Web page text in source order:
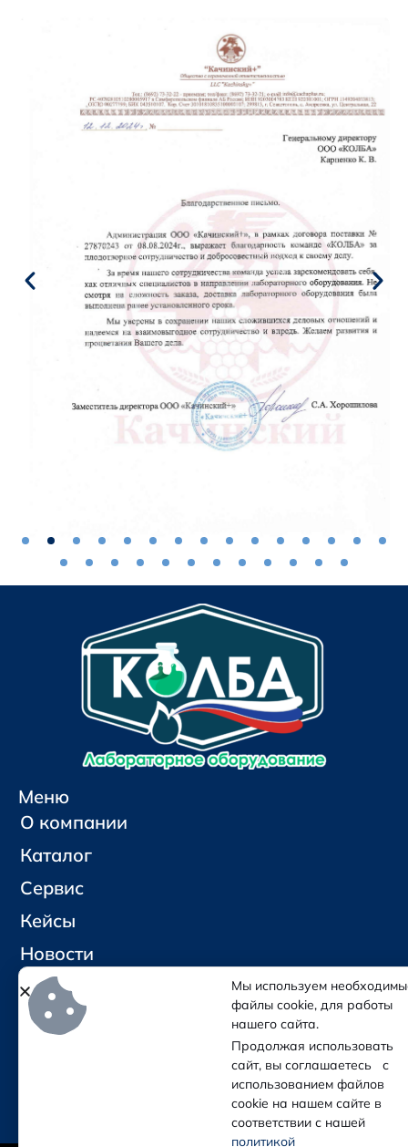
Меню
О компании
Каталог
Сервис
Кейсы
Новости
Контакты
Социальные сети и контакты
Мы используем
файлы cookie, для работы
нашего сайта.
Продолжая использовать
сайт, вы соглашаетесь с
использованием файлов
cookie на нашем сайте в
соответствии с нашей
политикой